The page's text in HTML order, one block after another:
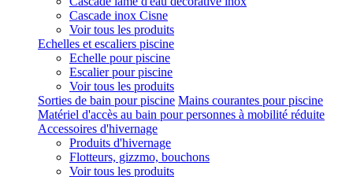
Cascade inox Cisne
Voir tous les produits
Echelles et escaliers piscine
Echelle pour piscine
Escalier pour piscine
Voir tous les produits
Sorties de bain pour piscine Mains courantes pour piscine
Matériel d'accès au bain pour personnes à mobilité réduite
Accessoires d'hivernage
Produits d'hivernage
Flotteurs, gizzmo, bouchons
Voir tous les produits